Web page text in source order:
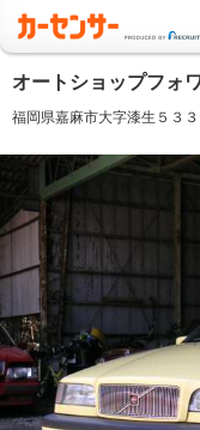
オートショップフォ
福岡県嘉麻市大字漆生５３３